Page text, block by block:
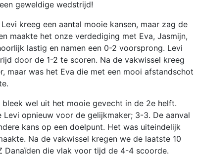
geweldige wedstrijd!
kreeg een aantal mooie kansen, maar zag de
maakte het onze verdediging met Eva, Jasmijn,
lastig en namen een 0-2 voorsprong. Levi
door de 1-2 te scoren. Na de vakwissel kreeg
maar was het Eva die met een mooi afstandschot
wel uit het mooie gevecht in de 2e helft.
opnieuw voor de gelijkmaker; 3-3. De aanval
kans op een doelpunt. Het was uiteindelijk
Na de vakwissel kregen we de laatste 10
Danaïden die vlak voor tijd de 4-4 scoorde.